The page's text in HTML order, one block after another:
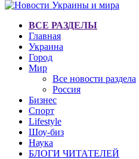
ВСЕ РАЗДЕЛЫ
Главная
Украина
Город
Мир
Все новости раздела
Россия
Бизнес
Спорт
Lifestyle
Шоу-биз
Наука
БЛОГИ ЧИТАТЕЛЕЙ